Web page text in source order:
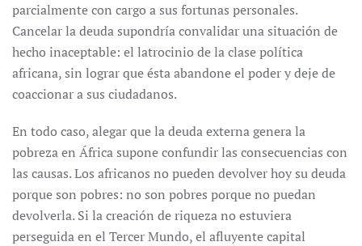
parcialmente con cargo a sus fortunas personales.
Cancelar la deuda supondría convalidar una situación de
hecho inaceptable: el latrocinio de la clase política
africana, sin lograr que ésta abandone el poder y deje de
coaccionar a sus ciudadanos.
En todo caso, alegar que la deuda externa genera la
pobreza en África supone confundir las consecuencias con
las causas. Los africanos no pueden devolver hoy su deuda
porque son pobres: no son pobres porque no puedan
devolverla. Si la creación de riqueza no estuviera
perseguida en el Tercer Mundo, el afluyente capital